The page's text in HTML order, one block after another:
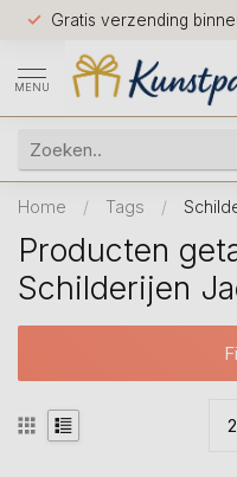
Gratis verzending
MENU
Home / Tags /
Producten
Schilderijen